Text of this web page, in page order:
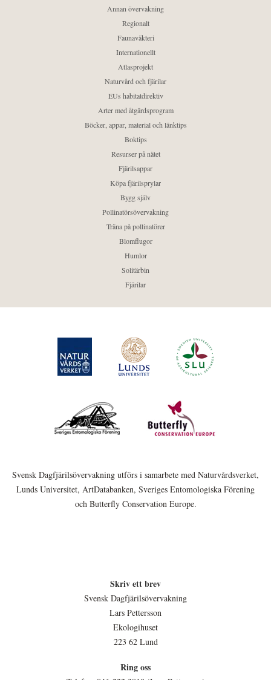
Annan övervakning
Regionalt
Faunaväkteri
Internationellt
Atlasprojekt
Naturvård och fjärilar
EUs habitatdirektiv
Arter med åtgärdsprogram
Böcker, appar, material och länktips
Boktips
Resurser på nätet
Fjärilsappar
Köpa fjärilsprylar
Bygg själv
Pollinatörsövervakning
Träna på pollinatörer
Blomflugor
Humlor
Solitärbin
Fjärilar
Svensk Dagfjärilsövervakning utförs i samarbete med Naturvårdsverket,
Lunds Universitet, ArtDatabanken, Sveriges Entomologiska Förening
och Butterfly Conservation Europe.
Skriv ett brev
Svensk Dagfjärilsövervakning
Lars Pettersson
Ekologihuset
223 62 Lund
Ring oss